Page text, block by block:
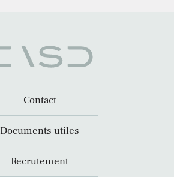
Contact
Documents utiles
Recrutement